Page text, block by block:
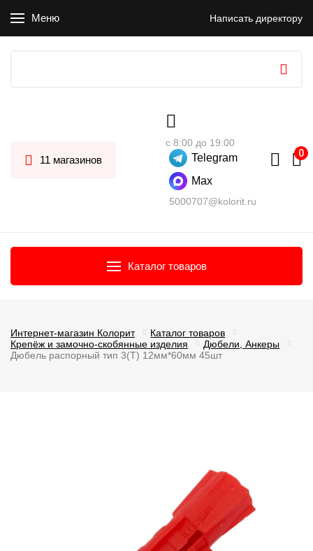
Меню Написать директору
11 магазинов
с 8:00 до 19:00
Telegram
Max
5000707@kolorit.ru
Каталог товаров
Интернет-магазин Колорит
Каталог товаров
Крепёж и замочно-скобянные изделия
Дюбели, Анкеры
Дюбель распорный тип 3(Т) 12мм*60мм 45шт